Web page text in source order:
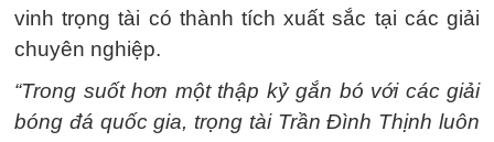
vinh trọng tài có thành tích xuất sắc tại các giải
chuyên nghiệp.
“Trong suốt hơn một thập kỷ gắn bó với các giải
bóng đá quốc gia, trọng tài Trần Đình Thịnh luôn